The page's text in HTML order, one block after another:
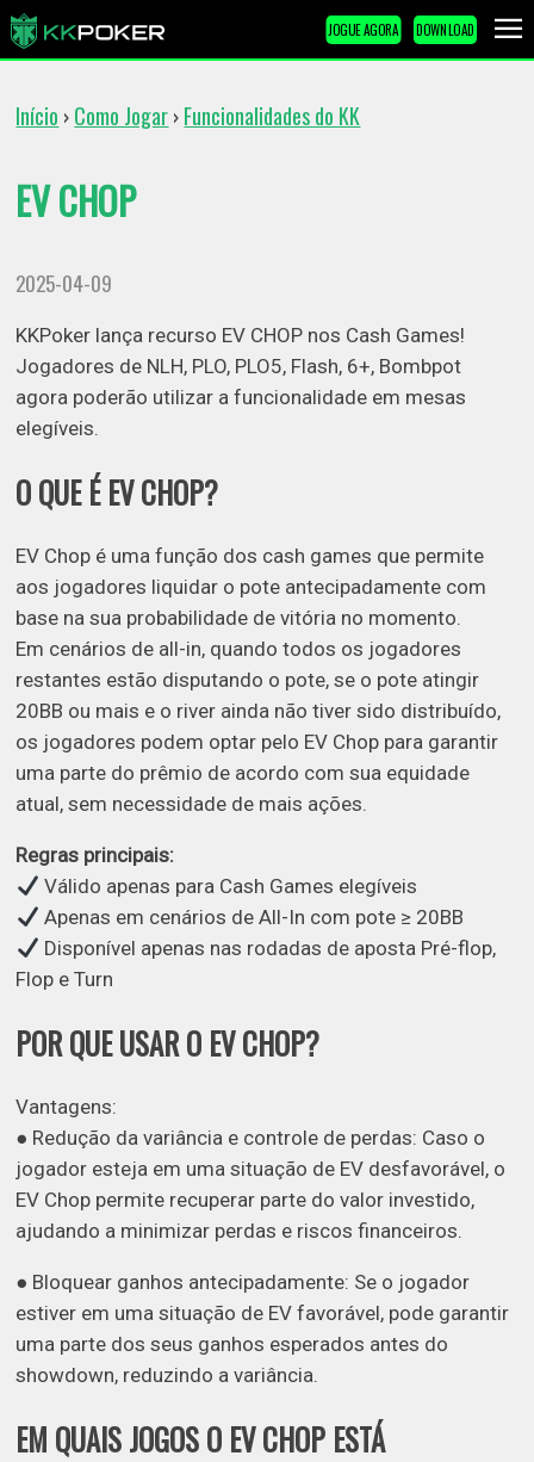
JOGUE AGORA DOWNLOAD
Início › Como Jogar › Funcionalidades do KK
EV CHOP
2025-04-09
KKPoker lança recurso EV CHOP nos Cash Games!
Jogadores de NLH, PLO, PLO5, Flash, 6+, Bombpot
agora poderão utilizar a funcionalidade em mesas
elegíveis.
O QUE É EV CHOP?
EV Chop é uma função dos cash games que permite
aos jogadores liquidar o pote antecipadamente com
base na sua probabilidade de vitória no momento.
Em cenários de all-in, quando todos os jogadores
restantes estão disputando o pote, se o pote atingir
20BB ou mais e o river ainda não tiver sido distribuído,
os jogadores podem optar pelo EV Chop para garantir
uma parte do prêmio de acordo com sua equidade
atual, sem necessidade de mais ações.
Regras principais:
Válido apenas para Cash Games elegíveis
Apenas em cenários de All-In com pote ≥ 20BB
Disponível apenas nas rodadas de aposta Pré-flop,
Flop e Turn
POR QUE USAR O EV CHOP?
Vantagens:
● Redução da variância e controle de perdas: Caso o
jogador esteja em uma situação de EV desfavorável, o
EV Chop permite recuperar parte do valor investido,
ajudando a minimizar perdas e riscos financeiros.
● Bloquear ganhos antecipadamente: Se o jogador
estiver em uma situação de EV favorável, pode garantir
uma parte dos seus ganhos esperados antes do
showdown, reduzindo a variância.
EM QUAIS JOGOS O EV CHOP ESTÁ